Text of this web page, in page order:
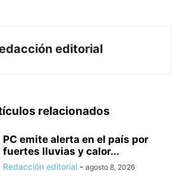
editorial
relacionados
PC emite alerta en el país por
fuertes lluvias y calor...
Redacción editorial - agosto 8, 2026